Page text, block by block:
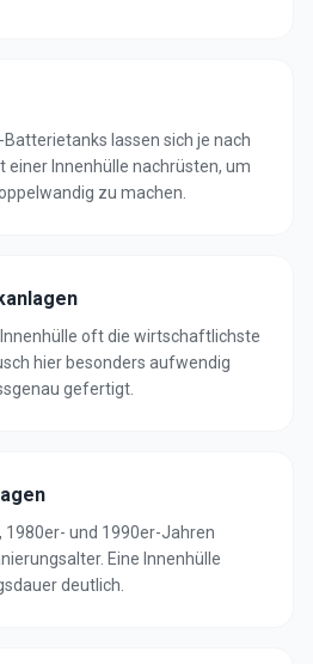
lassen sich je nach
einer Innenhülle nachrüsten, um
zu machen.
oft die wirtschaftlichste
hier besonders aufwendig
gefertigt.
1980er- und 1990er-Jahren
Eine Innenhülle
deutlich.